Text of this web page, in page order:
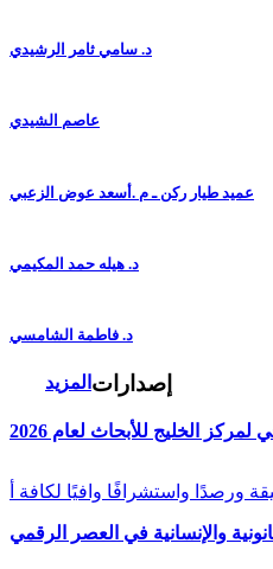
د. سامي ثامر الرشيدي
عاصم الشيدي
عميد طيار ركن ـ م .أسعد عوض الزعبي
د. هيله حمد المكيمي
د. فاطمة الشامسي
المزيد إصدارات
لمركز الخليج للأبحاث لعام 2026
والإنسانية في العصر الرقمي